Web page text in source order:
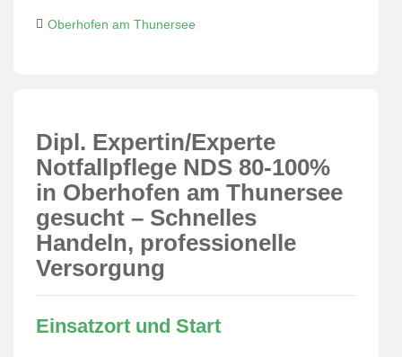
Oberhofen am Thunersee
Dipl. Expertin/Experte
Notfallpflege NDS 80-100%
in Oberhofen am Thunersee
gesucht – Schnelles
Handeln, professionelle
Versorgung
Einsatzort und Start